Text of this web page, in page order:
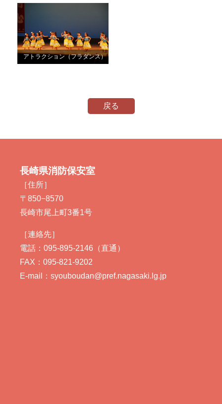
アトラクション（フラダンス）
戻る
長崎県消防保安室
［住所］
〒850−8570
長崎市尾上町3番1号
［連絡先］
電話：095-895-2146（直通）
FAX：095-821-9202
E-mail：syouboudan@pref.nagasaki.lg.jp